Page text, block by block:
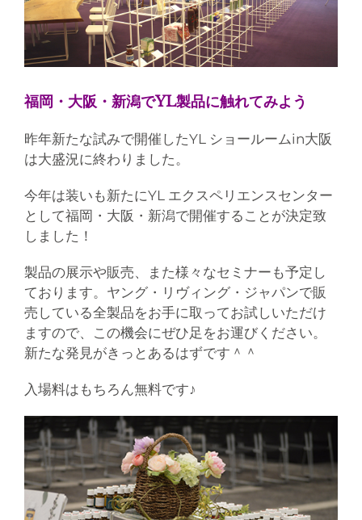
福岡・大阪・新潟でYL製品に触れてみよう
昨年新たな試みで開催したYL ショールームin大阪
は大盛況に終わりました。
今年は装いも新たにYL エクスペリエンスセンター
として福岡・大阪・新潟で開催することが決定致
しました！
製品の展示や販売、また様々なセミナーも予定し
ております。ヤング・リヴィング・ジャパンで販
売している全製品をお手に取ってお試しいただけ
ますので、この機会にぜひ足をお運びください。
新たな発見がきっとあるはずです＾＾
入場料はもちろん無料です♪